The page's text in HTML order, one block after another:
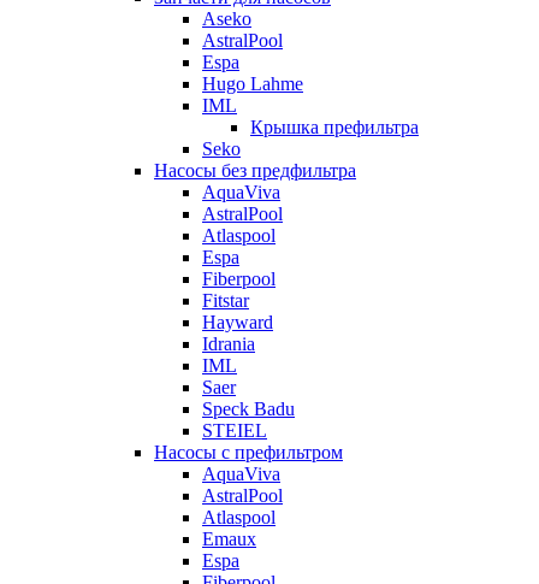
Aseko
AstralPool
Espa
Hugo Lahme
IML
Крышка префильтра
Seko
Насосы без предфильтра
AquaViva
AstralPool
Atlaspool
Espa
Fiberpool
Fitstar
Hayward
Idrania
IML
Saer
Speck Badu
STEIEL
Насосы с префильтром
AquaViva
AstralPool
Atlaspool
Emaux
Espa